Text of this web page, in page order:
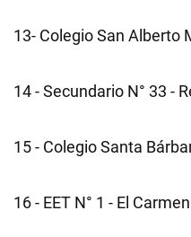
13- Colegio San Alberto
14 - Secundario N° 33 -
15 - Colegio Santa
16 - EET N° 1 - El